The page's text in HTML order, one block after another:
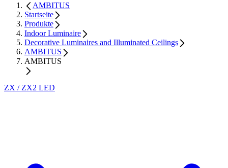
AMBITUS
Startseite
Produkte
Indoor Luminaire
Decorative Luminaires and Illuminated Ceilings
AMBITUS
AMBITUS
ZX / ZX2 LED